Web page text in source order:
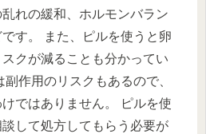
れの緩和、ホルモンバラン
す。 また、ピルを使うと卵
クが減ることも分かってい
作用のリスクもあるので、
ではありません。 ピルを使
して処方してもらう必要が